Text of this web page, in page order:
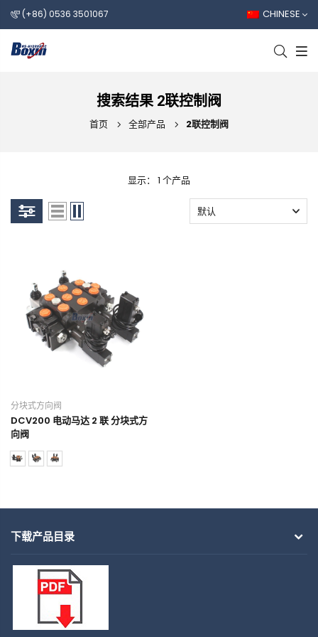
(+86) 0536 3501067 CHINESE
搜索结果 2联控制阀
首页 全部产品 2联控制阀
显示： 1 个产品
分块式方向阀
DCV200 电动马达 2 联 分块式方
向阀
下载产品目录